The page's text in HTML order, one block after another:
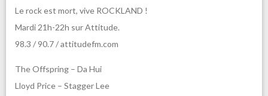
Le rock est mort, vive ROCKLAND !
Mardi 21h-22h sur Attitude.
98.3 / 90.7 / attitudefm.com
The Offspring – Da Hui
Lloyd Price – Stagger Lee